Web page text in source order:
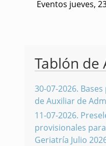
Eventos jueves,
Tablón de
30-07-2026.
de Auxiliar de
11-07-2026.
provisionales
Geriatría Julio